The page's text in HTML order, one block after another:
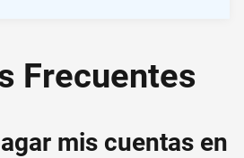
Frecuentes
mis cuentas en